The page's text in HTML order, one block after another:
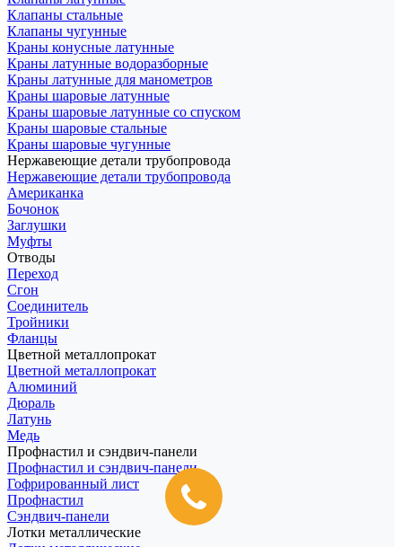
Клапаны стальные
Клапаны чугунные
Краны конусные латунные
Краны латунные водоразборные
Краны латунные для манометров
Краны шаровые латунные
Краны шаровые латунные со спуском
Краны шаровые стальные
Краны шаровые чугунные
Нержавеющие детали трубопровода
Нержавеющие детали трубопровода
Американка
Бочонок
Заглушки
Муфты
Отводы
Переход
Сгон
Соединитель
Тройники
Фланцы
Цветной металлопрокат
Цветной металлопрокат
Алюминий
Дюраль
Латунь
Медь
Профнастил и сэндвич-панели
Профнастил и сэндвич-панели
Гофрированный лист
Профнастил
Сэндвич-панели
Лотки металлические